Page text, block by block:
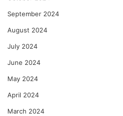
September 2024
August 2024
July 2024
June 2024
May 2024
April 2024
March 2024